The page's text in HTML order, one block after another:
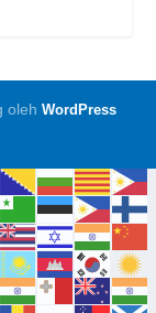
oleh WordPress